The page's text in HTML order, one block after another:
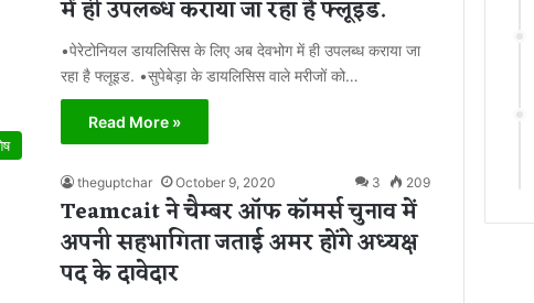
में ही उपलब्ध कराया जा रहा है फ्लूइड.
•पेरेटोनियल डायलिसिस के लिए अब देवभोग में ही उपलब्ध कराया जा
रहा है फ्लूइड. •सुपेबेड़ा के डायलिसिस वाले मरीजों को…
Read More »
theguptchar October 9, 2020 3 209
Teamcait ने चैम्बर ऑफ कॉमर्स चुनाव में
अपनी सहभागिता जताई अमर होंगे अध्यक्ष
पद के दावेदार